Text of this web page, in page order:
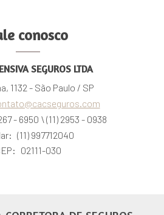
conosco
SEGUROS LTDA
1132 - São Paulo / SP
- 6950 \ (11) 2953 - 0938
(11) 997712040
02111-030